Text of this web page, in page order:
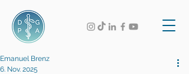
Emanuel Brenz
6. Nov. 2025